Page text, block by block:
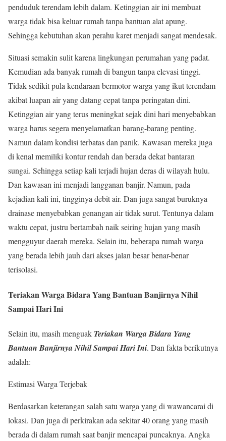
penduduk terendam lebih dalam. Ketinggian air ini membuat
warga tidak bisa keluar rumah tanpa bantuan alat apung.
Sehingga kebutuhan akan perahu karet menjadi sangat mendesak.
Situasi semakin sulit karena lingkungan perumahan yang padat.
Kemudian ada banyak rumah di bangun tanpa elevasi tinggi.
Tidak sedikit pula kendaraan bermotor warga yang ikut terendam
akibat luapan air yang datang cepat tanpa peringatan dini.
Ketinggian air yang terus meningkat sejak dini hari menyebabkan
warga harus segera menyelamatkan barang-barang penting.
Namun dalam kondisi terbatas dan panik. Kawasan mereka juga
di kenal memiliki kontur rendah dan berada dekat bantaran
sungai. Sehingga setiap kali terjadi hujan deras di wilayah hulu.
Dan kawasan ini menjadi langganan banjir. Namun, pada
kejadian kali ini, tingginya debit air. Dan juga sangat buruknya
drainase menyebabkan genangan air tidak surut. Tentunya dalam
waktu cepat, justru bertambah naik seiring hujan yang masih
mengguyur daerah mereka. Selain itu, beberapa rumah warga
yang berada lebih jauh dari akses jalan besar benar-benar
terisolasi.
Teriakan Warga Bidara Yang Bantuan Banjirnya Nihil
Sampai Hari Ini
Selain itu, masih menguak Teriakan Warga Bidara Yang
Bantuan Banjirnya Nihil Sampai Hari Ini. Dan fakta berikutnya
adalah:
Estimasi Warga Terjebak
Berdasarkan keterangan salah satu warga yang di wawancarai di
lokasi. Dan juga di perkirakan ada sekitar 40 orang yang masih
berada di dalam rumah saat banjir mencapai puncaknya. Angka